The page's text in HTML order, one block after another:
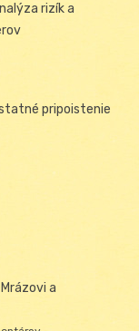
rizík a
pripoistenie
a